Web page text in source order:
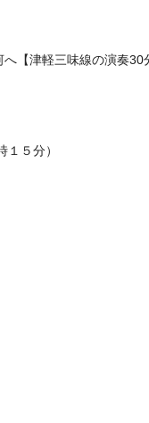
【津軽三味線の演奏30
５分）